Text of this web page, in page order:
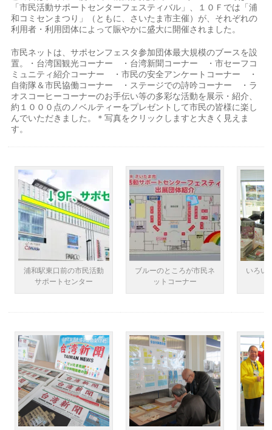
「市民活動サポートセンターフェスティバル」、１０Ｆでは「浦
和コミセンまつり」（ともに、さいたま市主催）が、それぞれの
利用者・利用団体によって賑やかに盛大に開催されました。
市民ネットは、サポセンフェスタ参加団体最大規模のブースを設
置。・台湾国観光コーナー ・台湾新聞コーナー ・市セーフコ
ミュニティ紹介コーナー ・市民の安全アンケートコーナー ・
自衛隊＆市民協働コーナー ・ステージでの詩吟コーナー ・ラ
オスコーヒーコーナーのお手伝い等の多彩な活動を展示・紹介、
約１０００点のノベルティーをプレゼントして市民の皆様に楽し
んでいただきました。＊写真をクリックしますと大きく見えま
す。
浦和駅東口前の市民活動
サポートセンター
ブルーのところが市民ネ
ットコーナー
いろい